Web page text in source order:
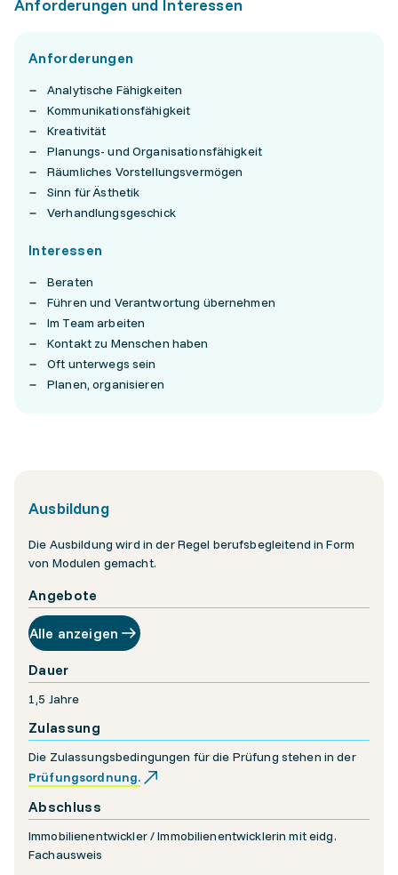
Anforderungen und Interessen
Anforderungen
Analytische Fähigkeiten
Kommunikationsfähigkeit
Kreativität
Planungs- und Organisationsfähigkeit
Räumliches Vorstellungsvermögen
Sinn für Ästhetik
Verhandlungsgeschick
Interessen
Beraten
Führen und Verantwortung übernehmen
Im Team arbeiten
Kontakt zu Menschen haben
Oft unterwegs sein
Planen, organisieren
Ausbildung
Die Ausbildung wird in der Regel berufsbegleitend in Form
von Modulen gemacht.
Angebote
Alle anzeigen
Dauer
1,5 Jahre
Zulassung
Die Zulassungsbedingungen für die Prüfung stehen in der
Prüfungsordnung.
Abschluss
Immobilienentwickler / Immobilienentwicklerin mit eidg.
Fachausweis